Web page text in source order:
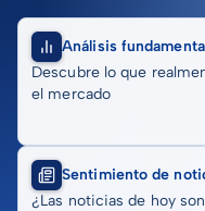
Análisis
Descubre lo que
el mercado
Sentimiento de
¿Las noticias de hoy